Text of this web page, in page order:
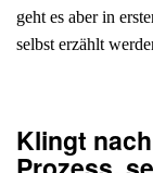
geht es aber in
selbst erzählt
Klingt